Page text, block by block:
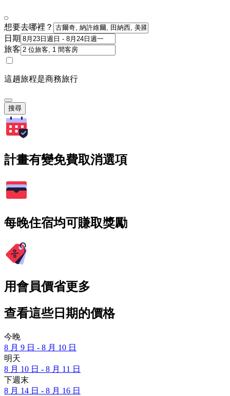
想要去哪裡？
日期
旅客
這趟旅程是商務旅行
搜尋
計畫有變免費取消選項
每晚住宿均可賺取獎勵
用會員價省更多
查看這些日期的價格
今晚
8 月 9 日 - 8 月 10 日
明天
8 月 10 日 - 8 月 11 日
下週末
8 月 14 日 - 8 月 16 日